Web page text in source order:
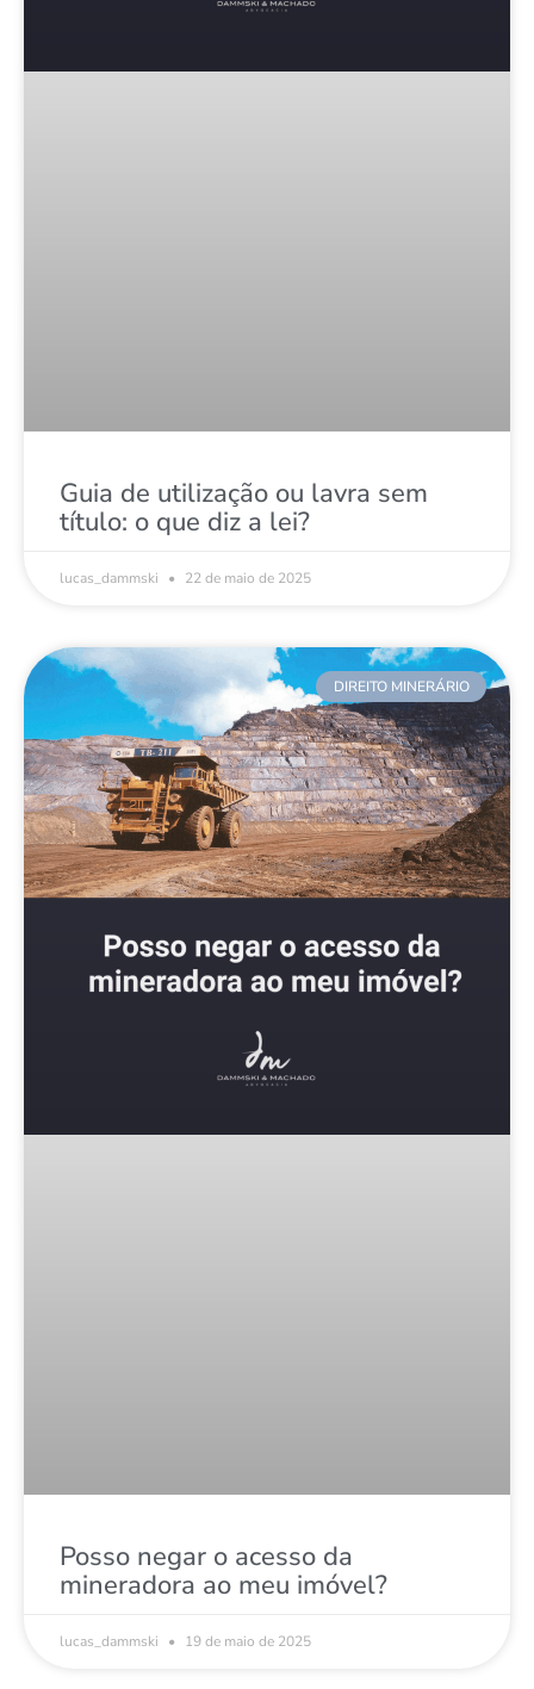
Guia de utilização ou lavra sem
título: o que diz a lei?
lucas_dammski 22 de maio de 2025
DIREITO MINERÁRIO
Posso negar o acesso da
mineradora ao meu imóvel?
lucas_dammski 19 de maio de 2025